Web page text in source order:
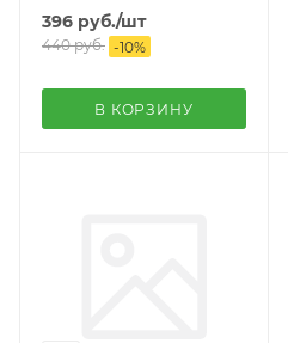
396 руб./шт
440руб. -10%
В КОРЗИНУ